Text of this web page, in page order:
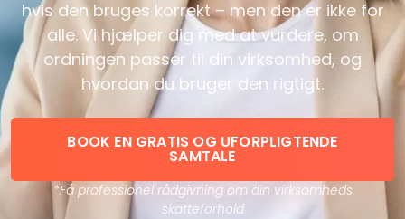
hvis den bruges korrekt – men den er ikke for
alle. Vi hjælper dig med at vurdere, om
ordningen passer til din virksomhed, og
hvordan du bruger den rigtigt.
BOOK EN GRATIS OG UFORPLIGTENDE
SAMTALE
*Få professionel rådgivning om din virksomheds
skatteforhold